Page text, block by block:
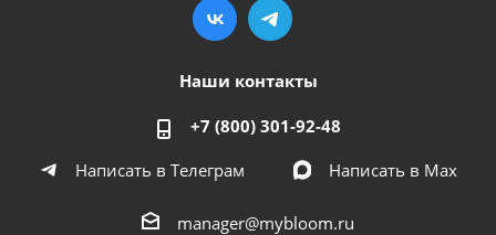
Наши контакты
+7 (800) 301-92-48
Написать в Телеграм
Написать в Мах
manager@mybloom.ru